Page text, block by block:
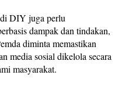
DIY juga perlu
dampak dan tindakan,
diminta memastikan
media sosial dikelola secara
masyarakat.